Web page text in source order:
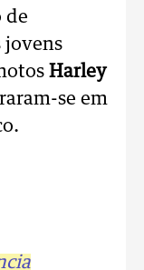
de
jovens
Harley
se em